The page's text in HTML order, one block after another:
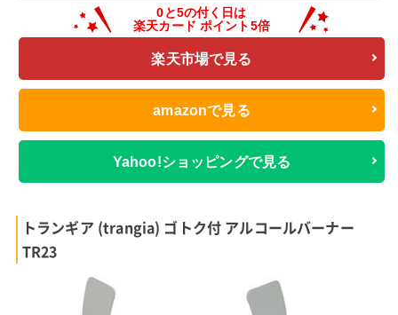
楽天市場で見る
amazonで見る
Yahoo!ショッピングで見る
トランギア (trangia) ゴトク付 アルコールバーナー
TR23